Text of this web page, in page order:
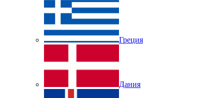
Греция
Дания